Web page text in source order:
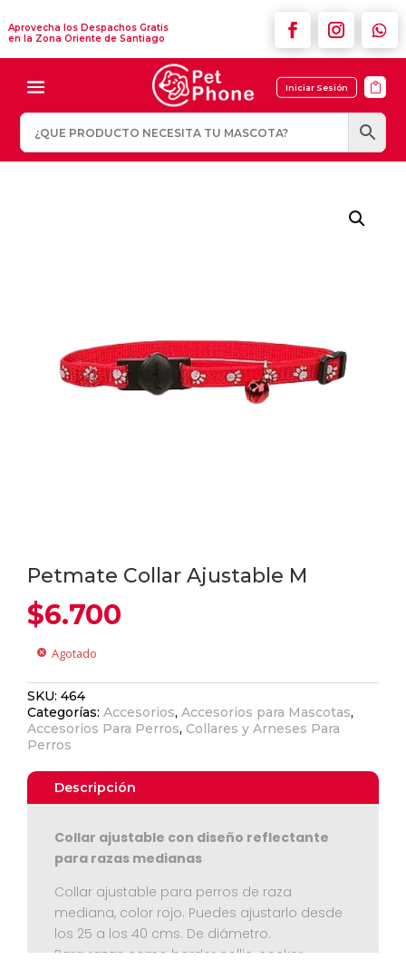
Aprovecha los Despachos Gratis
en la Zona Oriente de Santiago
Iniciar Sesión 
Petmate Collar Ajustable M
$6.700
cancel Agotado
SKU:464
Categorías:Accesorios,Accesorios para Mascotas,
Accesorios Para Perros, Collares y Arneses Para
Perros
Descripción
Collar ajustable con diseño reflectante
para razas medianas
Collar ajustable para perros de raza
mediana, color rojo. Puedes ajustarlo desde
los 25 a los 40 cms. De diámetro.
Para razas como border collie, cocker,